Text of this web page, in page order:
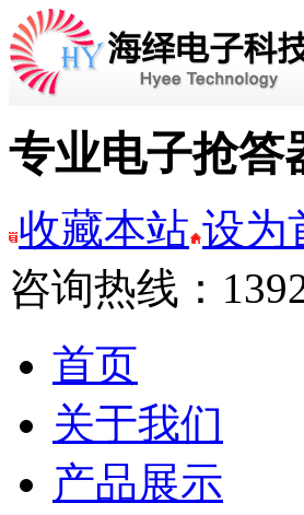
专业电子抢答
收藏本站 设为
咨询热线：
首页
关于我们
产品展示